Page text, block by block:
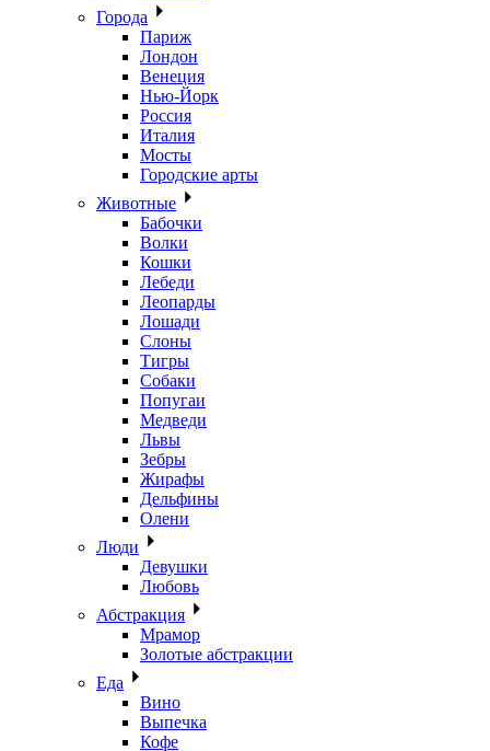
Города
Париж
Лондон
Венеция
Нью-Йорк
Россия
Италия
Мосты
Городские арты
Животные
Бабочки
Волки
Кошки
Лебеди
Леопарды
Лошади
Слоны
Тигры
Собаки
Попугаи
Медведи
Львы
Зебры
Жирафы
Дельфины
Олени
Люди
Девушки
Любовь
Абстракция
Мрамор
Золотые абстракции
Еда
Вино
Выпечка
Кофе